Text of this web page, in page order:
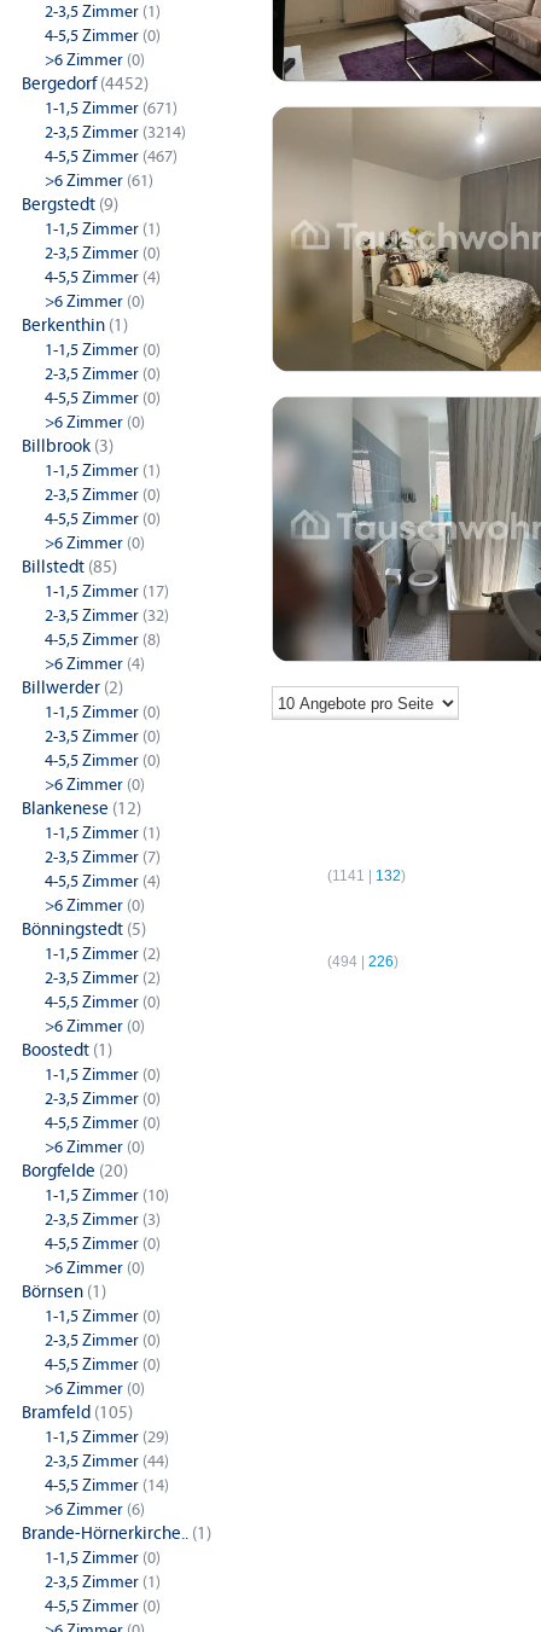
2-3,5 Zimmer (1)
4-5,5 Zimmer (0)
>6 Zimmer (0)
Bergedorf(4452)
1-1,5 Zimmer (671)
2-3,5 Zimmer (3214)
4-5,5 Zimmer (467)
>6 Zimmer (61)
Bergstedt (9)
1-1,5 Zimmer (1)
2-3,5 Zimmer (0)
4-5,5 Zimmer (4)
>6 Zimmer (0)
Berkenthin (1)
1-1,5 Zimmer (0)
2-3,5 Zimmer (0)
4-5,5 Zimmer (0)
>6 Zimmer (0)
Billbrook (3)
1-1,5 Zimmer (1)
2-3,5 Zimmer (0)
4-5,5 Zimmer (0)
>6 Zimmer (0)
Billstedt (85)
1-1,5 Zimmer (17)
2-3,5 Zimmer (32)
4-5,5 Zimmer (8)
>6 Zimmer (4)
Billwerder (2)
1-1,5 Zimmer (0)
2-3,5 Zimmer (0)
4-5,5 Zimmer (0)
>6 Zimmer (0)
Blankenese (12)
1-1,5 Zimmer (1)
2-3,5 Zimmer (7)
4-5,5 Zimmer (4)
>6 Zimmer (0)
Bönningstedt (5)
1-1,5 Zimmer (2)
2-3,5 Zimmer (2)
4-5,5 Zimmer (0)
>6 Zimmer (0)
Boostedt (1)
1-1,5 Zimmer (0)
2-3,5 Zimmer (0)
4-5,5 Zimmer (0)
>6 Zimmer (0)
Borgfelde (20)
1-1,5 Zimmer (10)
2-3,5 Zimmer (3)
4-5,5 Zimmer (0)
>6 Zimmer (0)
Börnsen (1)
1-1,5 Zimmer (0)
2-3,5 Zimmer (0)
4-5,5 Zimmer (0)
>6 Zimmer (0)
Bramfeld (105)
1-1,5 Zimmer (29)
2-3,5 Zimmer (44)
4-5,5 Zimmer (14)
>6 Zimmer (6)
Brande-Hörnerkirche.. (1)
1-1,5 Zimmer (0)
2-3,5 Zimmer (1)
4-5,5 Zimmer (0)
(1141 132)
(494 226)